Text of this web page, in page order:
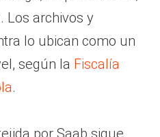
Los archivos y
lo ubican como un
según la Fiscalía
.